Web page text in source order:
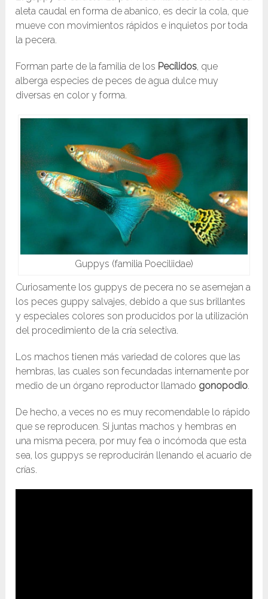
aleta caudal en forma de abanico, es decir la cola, que
mueve con movimientos rápidos e inquietos por toda
la pecera.
Forman parte de la familia de los Pecílidos, que
alberga especies de peces de agua dulce muy
diversas en color y forma.
Guppys (familia Poeciliidae)
Curiosamente los guppys de pecera no se asemejan a
los peces guppy salvajes, debido a que sus brillantes
y especiales colores son producidos por la utilización
del procedimiento de la cría selectiva.
Los machos tienen más variedad de colores que las
hembras, las cuales son fecundadas internamente por
medio de un órgano reproductor llamado gonopodio.
De hecho, a veces no es muy recomendable lo rápido
que se reproducen. Si juntas machos y hembras en
una misma pecera, por muy fea o incómoda que esta
sea, los guppys se reproducirán llenando el acuario de
crías.